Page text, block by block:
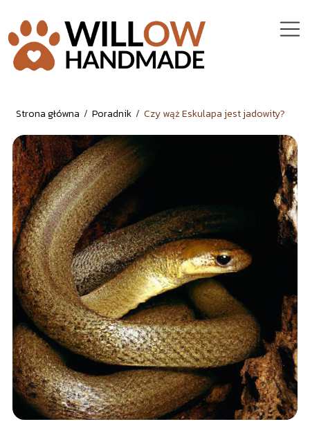
Strona główna / Poradnik / Czy wąż Eskulapa jest jadowity?